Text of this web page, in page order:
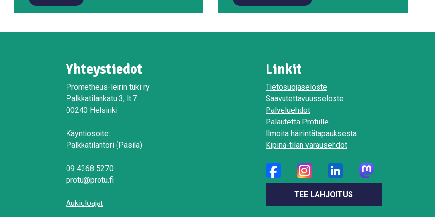
Yhteystiedot
Prometheus-leirin tuki ry
Palkkatilankatu 3, lt.7
00240 Helsinki
Käyntiosoite:
Palkkatilantori (Pasila)
09 4368 5270
protu@protu.fi
Aukioloajat
Linkit
Tietosuojaseloste
Saavutettavuusseloste
Palveluehdot
Palautetta Protulle
Ilmoita häirintätapauksesta
Kipinä-tilan varausehdot
TEE LAHJOITUS